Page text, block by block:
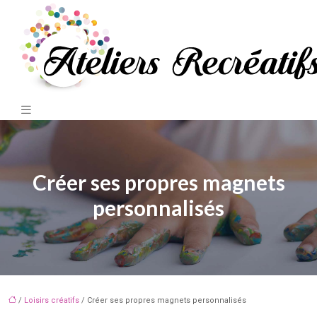
Créer ses propres magnets
personnalisés
/ Loisirs créatifs / Créer ses propres magnets personnalisés